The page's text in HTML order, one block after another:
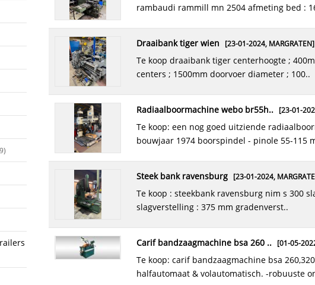
250 mm - met 8 sets rollen ..
onderdeel deckel fp4
ik zoek een hydrauliekpomp voor mijn deckel fp4 contour 2
besturing. wie heeft er 1 liggen
steen- & betonboren[19-07-2017,Luttenberg]
partij steen- betonboren (hamerboren) merk: bosch type: sds
plus & sds top uitvoering: met vier..
universele freesmachine nicola..[11-02-2022,
sold / verkocht universele freesmachine nicolas correa (spain) ,
model f2ue operation area l..
draaibank harrison t280 cnc/ma..[11-12-
rambaudi rammill mn 2504 afmeting bed :
draaibank tiger wien [23-01-2024, MARGRATEN]
te koop draaibank tiger centerhoogte ; 400mm tussen de
centers ; 1500mm doorvoer diameter ; 100..
radiaalboormachine webo br55h.. [23-01-
te koop: een nog goed uitziende radiaalboormachine.
bouwjaar 1974 boorspindel - pinole 55-115
steek bank ravensburg [23-01-2024,
te koop : steekbank ravensburg nim s 300 slag : 300-350mm
slagverstelling : 375 mm gradenverst..
carif bandzaagmachine bsa 260 .. [01-05-
te koop: carif bandzaagmachine bsa 260,320 en 450.
halfautomaat & volautomatisch. -robuuste